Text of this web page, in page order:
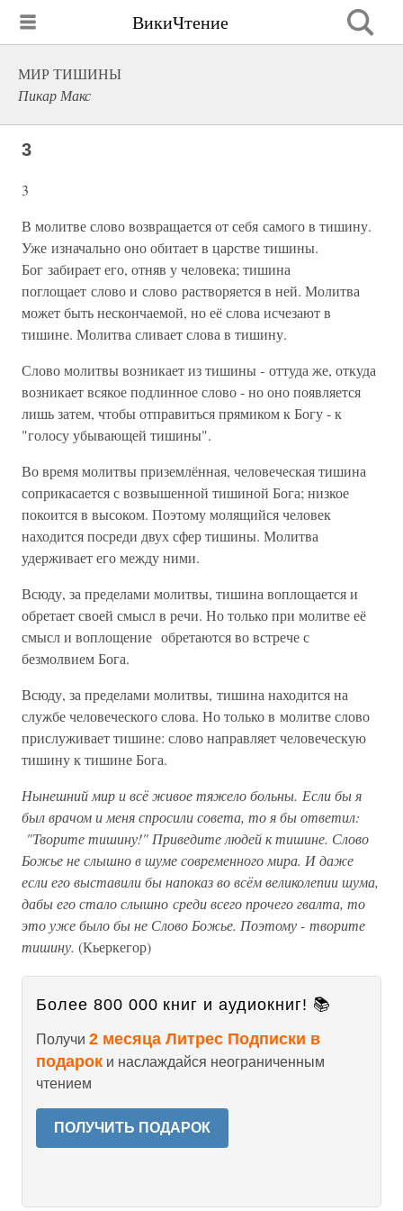
ВикиЧтение
МИР ТИШИНЫ
Пикар Макс
3
3
В молитве слово возвращается от себя самого в тишину.
Уже изначально оно обитает в царстве тишины.
Бог забирает его, отняв у человека; тишина
поглощает слово и слово растворяется в ней. Молитва
может быть нескончаемой, но её слова исчезают в
тишине. Молитва сливает слова в тишину.
Слово молитвы возникает из тишины - оттуда же, откуда
возникает всякое подлинное слово - но оно появляется
лишь затем, чтобы отправиться прямиком к Богу - к
"голосу убывающей тишины".
Во время молитвы приземлённая, человеческая тишина
соприкасается с возвышенной тишиной Бога; низкое
покоится в высоком. Поэтому молящийся человек
находится посреди двух сфер тишины. Молитва
удерживает его между ними.
Всюду, за пределами молитвы, тишина воплощается и
обретает своей смысл в речи. Но только при молитве её
смысл и воплощение обретаются во встрече с
безмолвием Бога.
Всюду, за пределами молитвы, тишина находится на
службе человеческого слова. Но только в молитве слово
прислуживает тишине: слово направляет человеческую
тишину к тишине Бога.
Нынешний мир и всё живое тяжело больны. Если бы я
был врачом и меня спросили совета, то я бы ответил:
"Творите тишину!" Приведите людей к тишине. Слово
Божье не слышно в шуме современного мира. И даже
если его выставили бы напоказ во всём великолепии шума,
дабы его стало слышно среди всего прочего гвалта, то
это уже было бы не Слово Божье. Поэтому - творите
тишину. (Кьеркегор)
Более 800 000 книг и аудиокниг! 📚
Получи 2 месяца Литрес Подписки в
подарок и наслаждайся неограниченным
чтением
ПОЛУЧИТЬ ПОДАРОК